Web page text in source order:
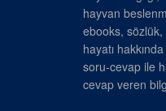
hayvan
ebooks,
hayatı
soru-cevap ile
cevap veren